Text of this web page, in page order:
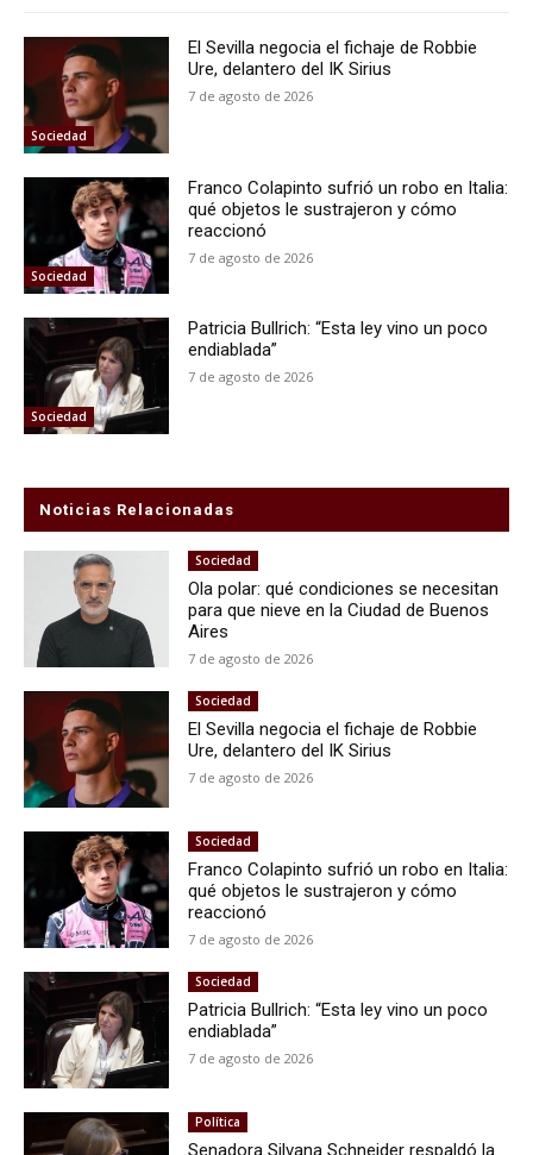
Sociedad
El Sevilla negocia el fichaje de Robbie
Ure, delantero del IK Sirius
7 de agosto de 2026
Sociedad
Franco Colapinto sufrió un robo en Italia:
qué objetos le sustrajeron y cómo
reaccionó
7 de agosto de 2026
Sociedad
Patricia Bullrich: “Esta ley vino un poco
endiablada”
7 de agosto de 2026
Noticias Relacionadas
Sociedad
Ola polar: qué condiciones se necesitan
para que nieve en la Ciudad de Buenos
Aires
7 de agosto de 2026
Sociedad
El Sevilla negocia el fichaje de Robbie
Ure, delantero del IK Sirius
7 de agosto de 2026
Sociedad
Franco Colapinto sufrió un robo en Italia:
qué objetos le sustrajeron y cómo
reaccionó
7 de agosto de 2026
Sociedad
Patricia Bullrich: “Esta ley vino un poco
endiablada”
7 de agosto de 2026
Política
Senadora Silvana Schneider respaldó la